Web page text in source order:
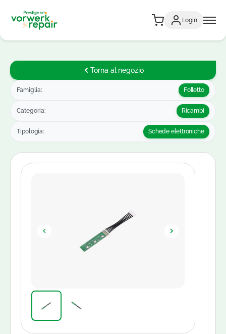
Login
Torna al negozio
Famiglia: Folletto
Categoria: Ricambi
Tipologia: Schede elettroniche